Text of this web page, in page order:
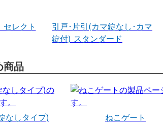
セレクト
引戸･片引(カマ錠なし･カマ
錠付) スタンダード
商品
なしタイプ)
ねこゲート